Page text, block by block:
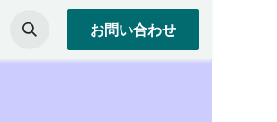
お問い合わせ